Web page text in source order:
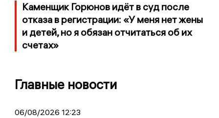
Каменщик Горюнов идёт в суд после
отказа в регистрации: «У меня нет жены
и детей, но я обязан отчитаться об их
счетах»
Главные новости
06/08/2026 12:23